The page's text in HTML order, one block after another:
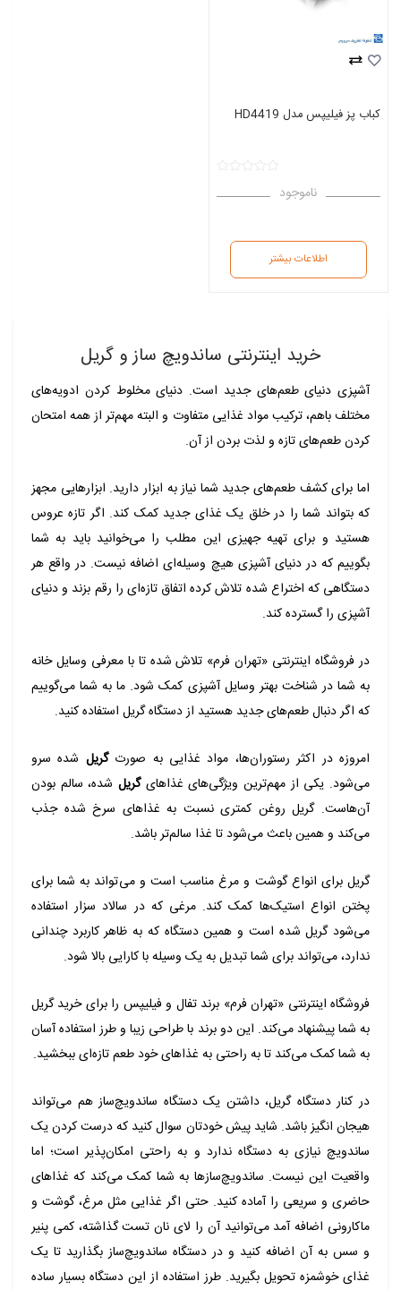
کباب پز فیلیپس مدل HD4419
ناموجود
اطلاعات بیشتر
خرید اینترنتی ساندویچ ساز و گریل
آشپزی دنیای طعم‌های جدید است. دنیای مخلوط‌ کردن ادویه‌های
مختلف باهم، ترکیب مواد غذایی متفاوت و البته مهم‌تر از همه امتحان
کردن طعم‌های تازه و لذت بردن از آن.
اما برای کشف طعم‌های جدید شما نیاز به ابزار دارید. ابزارهایی مجهز
که بتواند شما را در خلق یک غذای جدید کمک کند. اگر تازه عروس
هستید و برای تهیه جهیزی این مطلب را می‌خوانید باید به شما
بگوییم که در دنیای آشپزی هیچ وسیله‌ای اضافه نیست. در واقع هر
دستگاهی که اختراع شده تلاش کرده اتفاق تازه‌ای را رقم بزند و دنیای
آشپزی را گسترده کند.
در فروشگاه اینترنتی «تهران فرم» تلاش شده تا با معرفی وسایل خانه
به شما در شناخت بهتر وسایل آشپزی کمک شود. ما به شما می‌گوییم
که اگر دنبال طعم‌های جدید هستید از دستگاه گریل استفاده کنید.
امروزه در اکثر رستوران‌ها، مواد غذایی به صورتگریل شده سرو
می‌شود. یکی از مهم‌ترین ویژگی‌های غذاهایگریل شده، سالم بودن
آن‌هاست. گریل روغن کمتری نسبت به غذاهای سرخ شده جذب
می‌کند و همین باعث می‌شود تا غذا سالم‌تر باشد.
گریل برای انواع گوشت و مرغ مناسب است و می‌تواند به شما برای
پختن انواع استیک‌ها کمک کند. مرغی که در سالاد سزار استفاده
می‌شود گریل شده است و همین دستگاه که به ظاهر کاربرد چندانی
ندارد، می‌تواند برای شما تبدیل به یک وسیله با کارایی بالا شود.
فروشگاه اینترنتی «تهران فرم» برند تفال و فیلیپس را برای خرید گریل
به شما پیشنهاد می‌کند. این دو برند با طراحی زیبا و‌ طرز استفاده آسان
به شما کمک می‌کند تا به راحتی به غذاهای خود طعم تازه‌ای ببخشید.
در کنار دستگاه گریل، داشتن یک دستگاه ساندویچ‌ساز هم می‌تواند
هیجان انگیز باشد. شاید پیش خودتان سوال کنید که درست کردن یک
ساندویچ نیازی به دستگاه ندارد و به راحتی امکان‌پذیر است؛ اما
واقعیت این نیست. ساندویچ‌سازها به شما کمک می‌کند که غذاهای
حاضری و سریعی را آماده کنید. حتی اگر غذایی مثل مرغ، گوشت و
ماکارونی اضافه آمد می‌توانید آن را لای نان تست گذاشته، کمی پنیر
و سس به آن اضافه کنید و در دستگاه ساندویچ‌ساز بگذارید تا یک
غذای خوشمزه تحویل بگیرید. طرز استفاده از این دستگاه بسیار ساده